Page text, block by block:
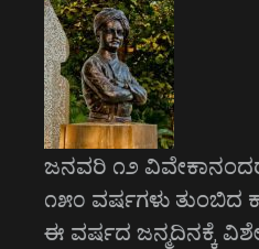
ಜನವರಿ ೧೨
೧೫೦ ವರ್ಷಗಳು ತುಂಬಿದ
ಈ ವರ್ಷದ ಜನ್ಮದಿನಕ್ಕೆ